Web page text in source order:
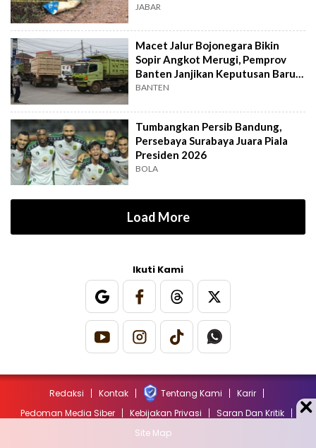
JABAR
Macet Jalur Bojonegara Bikin
Sopir Angkot Merugi, Pemprov
Banten Janjikan Keputusan Baru 4
Hari Lagi
BANTEN
Tumbangkan Persib Bandung,
Persebaya Surabaya Juara Piala
Presiden 2026
BOLA
Load More
Ikuti Kami
Redaksi Kontak Tentang Kami
Karir
Pedoman Media Siber
Kebijakan Privasi
Saran Dan Kritik
Site Map